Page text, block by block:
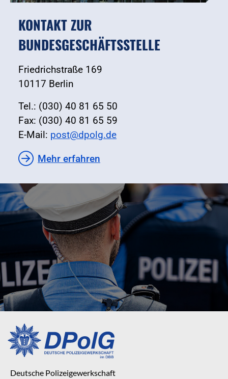
KONTAKT ZUR
BUNDESGESCHÄFTSSTELLE
Friedrichstraße 169
10117 Berlin
Tel.: (030) 40 81 65 50
Fax: (030) 40 81 65 59
E-Mail: post@dpolg.de
Mehr erfahren
Deutsche Polizeigewerkschaft